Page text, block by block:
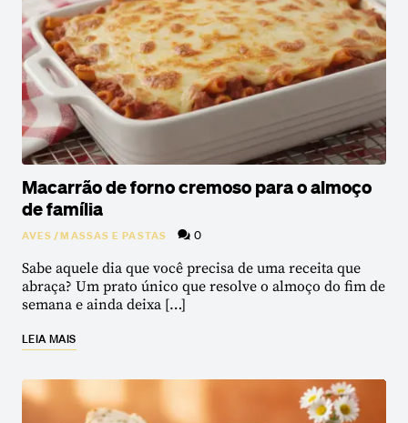
Macarrão de forno cremoso para o almoço
de família
AVES/MASSAS E PASTAS 0
Sabe aquele dia que você precisa de uma receita que
abraça? Um prato único que resolve o almoço do fim de
semana e ainda deixa […]
LEIA MAIS